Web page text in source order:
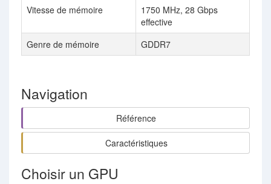
Vitesse de mémoire
1750 MHz, 28 Gbps
effective
Genre de mémoire
GDDR7
Navigation
Référence
Caractéristiques
Choisir un GPU